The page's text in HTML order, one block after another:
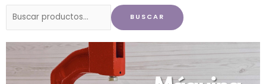
Buscar
BUSCAR